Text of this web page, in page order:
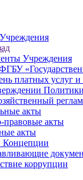
Учреждения
платных услуг
акты
правовые акты
акты
Концепции
коррупции